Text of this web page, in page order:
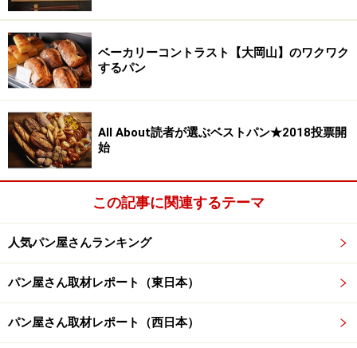
スパイシーチーズ
スパイシーチーズ
温めるとバジルやオレガノが香り立ち、3種のチーズの
コクと塩味、数種のスパイスが効いてビールに合いま
す。隠し味には山椒というところがブレッド＆サーカス
らしいですね。
ベーカリーコントラスト【大岡山】のワクワク
するパン
All About読者が選ぶベストパン★2018投票開
始
この記事に関連するテーマ
人気パン屋さんランキング
パン屋さん取材レポート（東日本）
パン屋さん取材レポート（西日本）